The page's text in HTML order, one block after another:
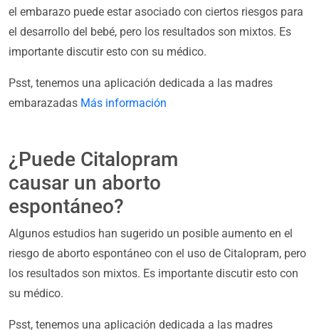
el embarazo puede estar asociado con ciertos riesgos para
el desarrollo del bebé, pero los resultados son mixtos. Es
importante discutir esto con su médico.
Psst, tenemos una aplicación dedicada a las madres
embarazadas Más información
¿Puede Citalopram
causar un aborto
espontáneo?
Algunos estudios han sugerido un posible aumento en el
riesgo de aborto espontáneo con el uso de Citalopram, pero
los resultados son mixtos. Es importante discutir esto con
su médico.
Psst, tenemos una aplicación dedicada a las madres